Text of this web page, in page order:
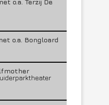
o.a. Terzij De
o.a. Bongloard